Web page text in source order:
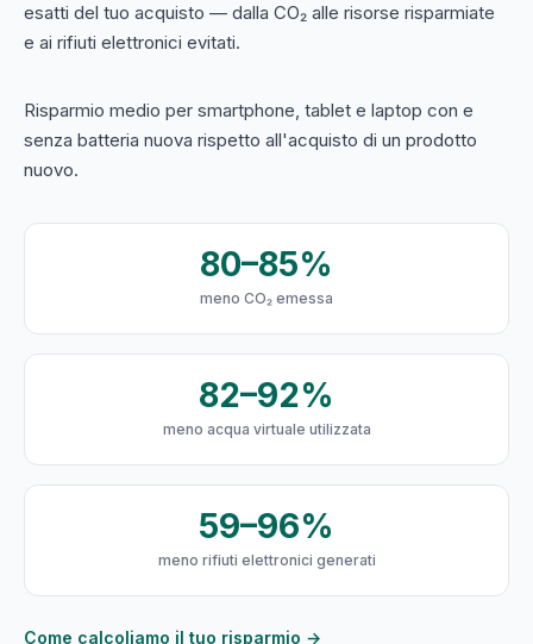
esatti del tuo acquisto — dalla CO₂ alle risorse risparmiate
e ai rifiuti elettronici evitati.
Risparmio medio per smartphone, tablet e laptop con e
senza batteria nuova rispetto all'acquisto di un prodotto
nuovo.
80–85%
meno CO₂ emessa
82–92%
meno acqua virtuale utilizzata
59–96%
meno rifiuti elettronici generati
Come calcoliamo il tuo risparmio →